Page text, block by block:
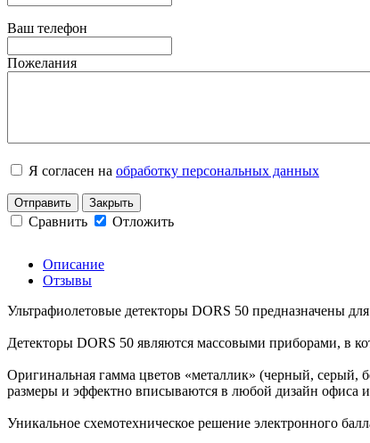
Ваш телефон
Пожелания
Я согласен на обработку персональных данных
Отправить Закрыть
Сравнить Отложить
Описание
Отзывы
Ультрафиолетовые детекторы DORS 50 предназначены
Детекторы DORS 50 являются массовыми приборами, в
Оригинальная гамма цветов «металлик» (черный, серый,
размеры и эффектно вписываются в любой дизайн офиса
Уникальное схемотехническое решение электронного